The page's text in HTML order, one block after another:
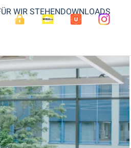
WIR STEHENDOWNLOADS